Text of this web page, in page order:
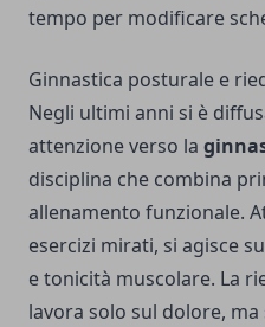
tempo per modificare
Ginnastica posturale e
Negli ultimi anni si è
attenzione verso la
disciplina che combina
allenamento funzionale.
esercizi mirati, si agisce
e tonicità muscolare. La
lavora solo sul dolore,